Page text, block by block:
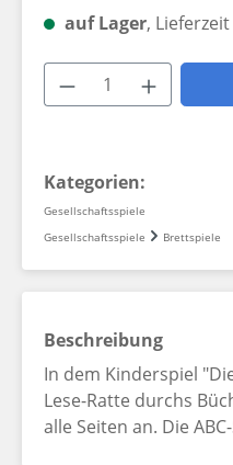
auf Lager,
Produkt
Kategorien:
Gesellschaftsspiele
Gesellschaftsspiele
Brettspiele
Beschreibung
In dem Kinderspiel
Lese-Ratte durchs
alle Seiten an. Die